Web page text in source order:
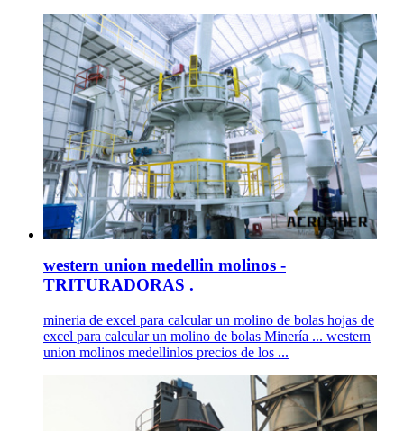
western union medellin molinos -
TRITURADORAS .
mineria de excel para calcular un molino de bolas hojas de
excel para calcular un molino de bolas Minería ... western
union molinos medellinlos precios de los ...